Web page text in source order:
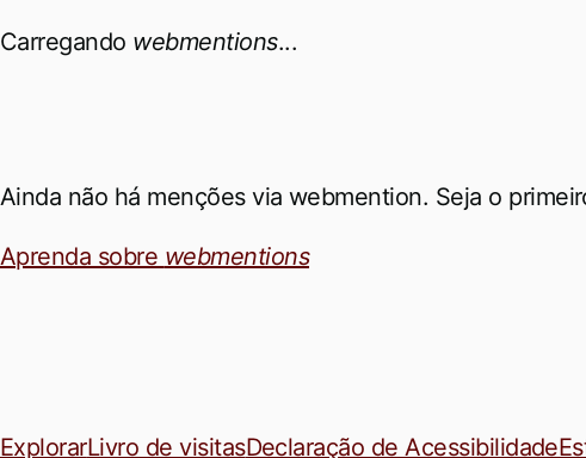
Carregando webmentions...
Ainda não há menções via webmention. Seja o
Aprenda sobre webmentions
ExplorarLivro de visitasDeclaração de Acessibilidade